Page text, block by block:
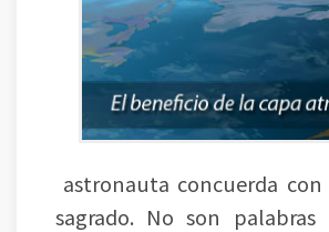
astronauta concuerda
sagrado. No son palabras